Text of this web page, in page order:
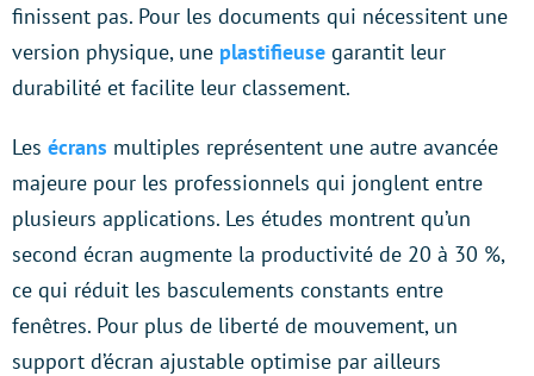
finissent pas. Pour les documents qui nécessitent une
version physique, une plastifieuse garantit leur
durabilité et facilite leur classement.
Les écrans multiples représentent une autre avancée
majeure pour les professionnels qui jonglent entre
plusieurs applications. Les études montrent qu’un
second écran augmente la productivité de 20 à 30 %,
ce qui réduit les basculements constants entre
fenêtres. Pour plus de liberté de mouvement, un
support d’écran ajustable optimise par ailleurs